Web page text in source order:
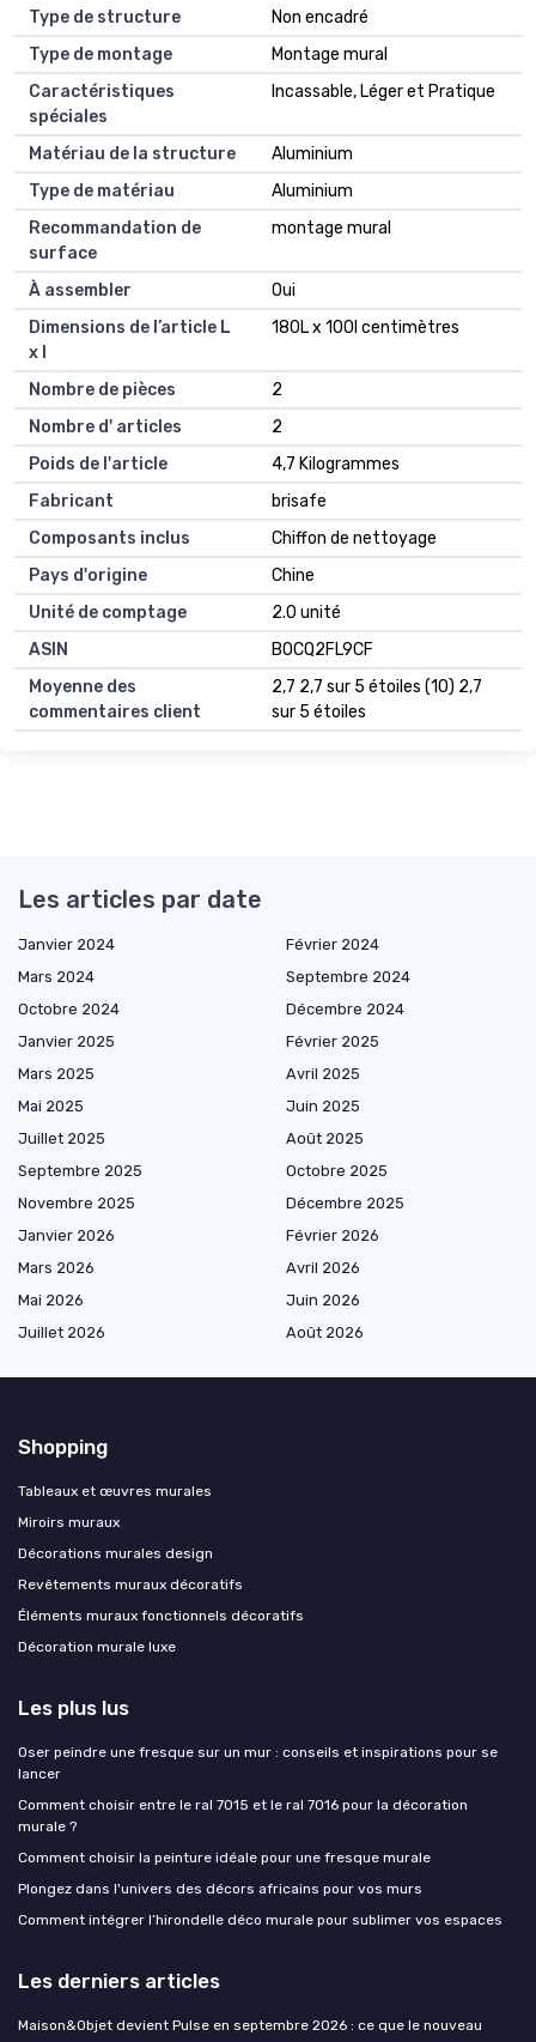
Type de structure
Non encadré
Type de montage
Montage mural
Caractéristiques
spéciales
Incassable, Léger et Pratique
Matériau de la structure
Aluminium
Type de matériau
Aluminium
Recommandation de
surface
montage mural
À assembler
Oui
Dimensions de l’article L
x l
180L x 100l centimètres
Nombre de pièces
2
Nombre d' articles
2
Poids de l'article
4,7 Kilogrammes
Fabricant
brisafe
Composants inclus
Chiffon de nettoyage
Pays d'origine
Chine
Unité de comptage
2.0 unité
ASIN
B0CQ2FL9CF
Moyenne des
commentaires client
2,7 2,7 sur 5 étoiles (10) 2,7
sur 5 étoiles
Les articles par date
Janvier 2024
Février 2024
Mars 2024
Septembre 2024
Octobre 2024
Décembre 2024
Janvier 2025
Février 2025
Mars 2025
Avril 2025
Mai 2025
Juin 2025
Juillet 2025
Août 2025
Septembre 2025
Octobre 2025
Novembre 2025
Décembre 2025
Janvier 2026
Février 2026
Mars 2026
Avril 2026
Mai 2026
Juin 2026
Juillet 2026
Août 2026
Shopping
Tableaux et œuvres murales
Miroirs muraux
Décorations murales design
Revêtements muraux décoratifs
Éléments muraux fonctionnels décoratifs
Décoration murale luxe
Les plus lus
Oser peindre une fresque sur un mur : conseils et inspirations pour se
lancer
Comment choisir entre le ral 7015 et le ral 7016 pour la décoration
murale ?
Comment choisir la peinture idéale pour une fresque murale
Plongez dans l'univers des décors africains pour vos murs
Comment intégrer l’hirondelle déco murale pour sublimer vos espaces
Les derniers articles
Maison&Objet devient Pulse en septembre 2026 : ce que le nouveau